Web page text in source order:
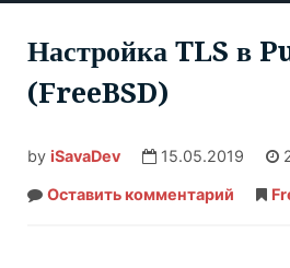
Настройка TLS в
(FreeBSD)
by iSavaDev 15.05.2019
Оставить комментарий